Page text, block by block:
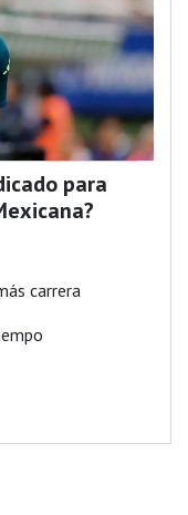
para
carrera